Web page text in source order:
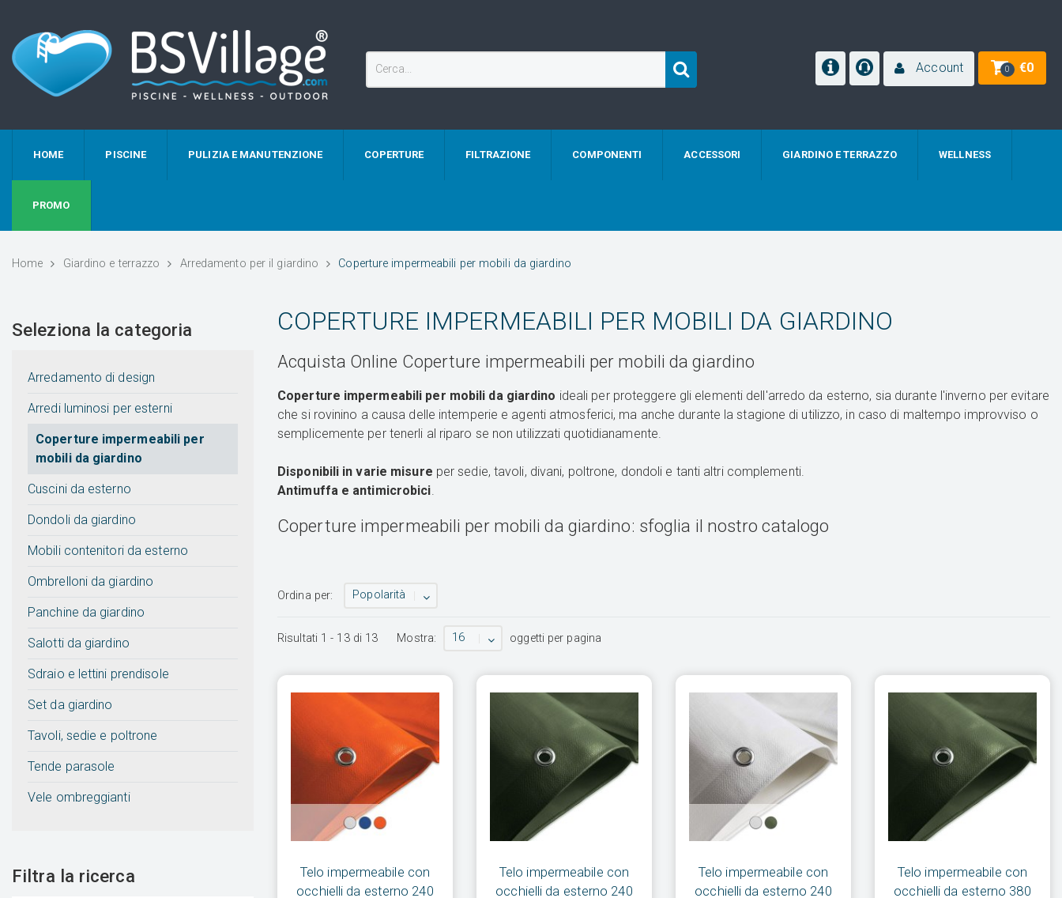
Account 0 €0
HOME PISCINE PULIZIA E MANUTENZIONE COPERTURE FILTRAZIONE COMPONENTI ACCESSORI GIARDINO E TERRAZZO WELLNESS
PROMO
Home Giardino e terrazzo Arredamento per il giardino Coperture impermeabili per mobili da giardino
COPERTURE IMPERMEABILI PER MOBILI DA GIARDINO
Acquista Online Coperture impermeabili per mobili da giardino
Coperture impermeabili per mobili da giardino ideali per proteggere gli elementi dell'arredo da esterno, sia durante l'inverno per evitare
che si rovinino a causa delle intemperie e agenti atmosferici, ma anche durante la stagione di utilizzo, in caso di maltempo improvviso o
semplicemente per tenerli al riparo se non utilizzati quotidianamente.
Disponibili in varie misure per sedie, tavoli, divani, poltrone, dondoli e tanti altri complementi.
Antimuffa e antimicrobici.
Coperture impermeabili per mobili da giardino: sfoglia il nostro catalogo
Ordina per: Popolarità
Risultati 1 - 13di 13 Mostra: 16 oggetti per pagina
Telo impermeabile con
occhielli da esterno 240
Telo impermeabile con
occhielli da esterno 240
Telo impermeabile con
occhielli da esterno 240
Telo impermeabile con
occhielli da esterno 380
Seleziona la categoria
Arredamento di design
Arredi luminosi per esterni
Coperture impermeabili per
mobili da giardino
Cuscini da esterno
Dondoli da giardino
Mobili contenitori da esterno
Ombrelloni da giardino
Panchine da giardino
Salotti da giardino
Sdraio e lettini prendisole
Set da giardino
Tavoli, sedie e poltrone
Tende parasole
Vele ombreggianti
Filtra la ricerca